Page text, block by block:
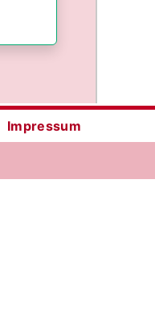
Impressum